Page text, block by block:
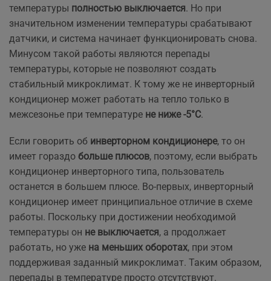
температуры полностью выключается. Но при
значительном изменении температуры срабатывают
датчики, и система начинает функционировать снова.
Минусом такой работы являются перепады
температуры, которые не позволяют создать
стабильный микроклимат. К тому же не инверторный
кондиционер может работать на тепло только в
межсезонье при температуре не ниже -5°C.
Если говорить об инверторном кондиционере, то он
имеет гораздо больше плюсов, поэтому, если выбрать
кондиционер инверторного типа, пользователь
останется в большем плюсе. Во-первых, инверторный
кондиционер имеет принципиальное отличие в схеме
работы. Поскольку при достижении необходимой
температуры он не выключается, а продолжает
работать, но уже на меньших оборотах, при этом
поддерживая заданный микроклимат. Таким образом,
перепады в температуре просто отсутствуют.